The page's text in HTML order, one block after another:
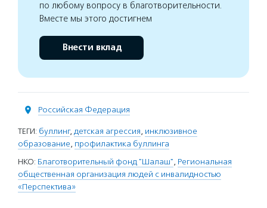
по любому вопросу в благотворительности.
Вместе мы этого достигнем
Внести вклад
Российская Федерация
ТЕГИ: буллинг, детская агрессия, инклюзивное
образование, профилактика буллинга
НКО: Благотворительный фонд "Шалаш", Региональная
общественная организация людей с инвалидностью
«Перспектива»